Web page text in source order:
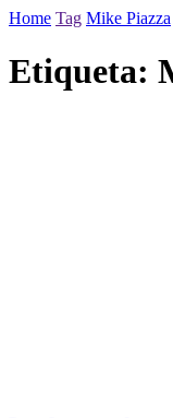
Home Tag Mike Piazza
Etiqueta: